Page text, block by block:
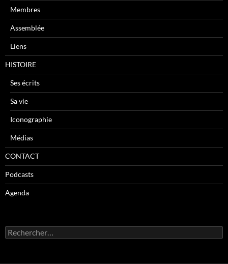
Membres
Assemblée
Liens
HISTOIRE
Ses écrits
Sa vie
Iconographie
Médias
CONTACT
Podcasts
Agenda
R
e